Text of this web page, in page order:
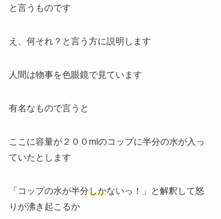
と言うものです
え、何それ？と言う方に説明します
人間は物事を色眼鏡で見ています
有名なもので言うと
ここに容量が２００mlのコップに半分の水が入っ
ていたとします
「コップの水が半分しかないっ！」と解釈して怒
りが沸き起こるか